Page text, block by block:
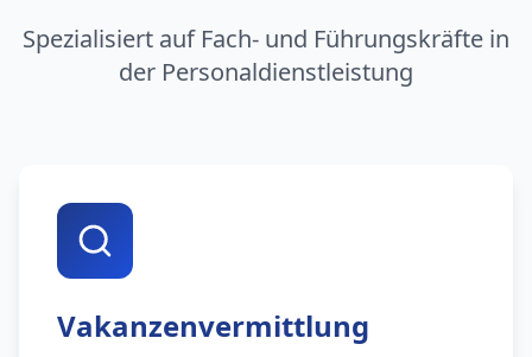
Spezialisiert auf Fach- und Führungskräfte in
der Personaldienstleistung
Vakanzenvermittlung